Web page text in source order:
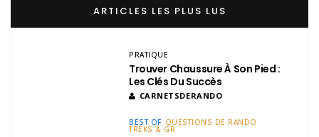
ARTICLES LES PLUS LUS
PRATIQUE
Trouver Chaussure À Son Pied :
Les Clés Du Succès
CARNETSDERANDO
BEST OF QUESTIONS DE RANDO
TREKS & GR